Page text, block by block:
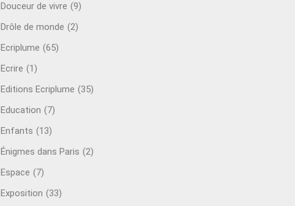
Douceur de vivre (9)
Drôle de monde (2)
Ecriplume (65)
Ecrire (1)
Editions Ecriplume (35)
Education (7)
Enfants (13)
Énigmes dans Paris (2)
Espace (7)
Exposition (33)